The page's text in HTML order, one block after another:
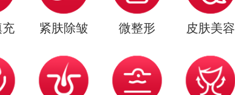
充 紧肤除皱 微整形 皮肤美容